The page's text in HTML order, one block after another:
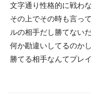
文字通り性格的に戦わ
その上でその時も言っ
ルの相手だし勝てない
何か勘違いしてるのか
勝てる相手なんてプレ